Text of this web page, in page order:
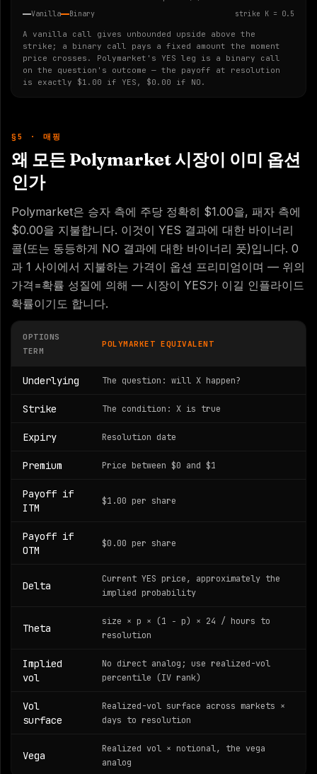
Vanilla Binary strike K = 0.5
A vanilla call gives unbounded upside above the
strike; a binary call pays a fixed amount the moment
price crosses. Polymarket's YES leg is a binary call
on the question's outcome — the payoff at resolution
is exactly $1.00 if YES, $0.00 if NO.
§5 · 매핑
왜 모든 Polymarket 시장이 이미 옵션
인가
Polymarket은 승자 측에 주당 정확히 $1.00을, 패자 측에
$0.00을 지불합니다. 이것이 YES 결과에 대한 바이너리
콜(또는 동등하게 NO 결과에 대한 바이너리 풋)입니다. 0
과 1 사이에서 지불하는 가격이 옵션 프리미엄이며 — 위의
가격=확률 성질에 의해 — 시장이 YES가 이길 인플라이드
확률이기도 합니다.
OPTIONS
TERM
POLYMARKET EQUIVALENT
Underlying The question: will X happen?
Strike The condition: X is true
Expiry Resolution date
Premium Price between $0 and $1
Payoff if
ITM
$1.00 per share
Payoff if
OTM
$0.00 per share
Delta
Current YES price, approximately the
implied probability
Theta
size × p × (1 − p) × 24 / hours to
resolution
Implied
vol
No direct analog; use realized-vol
percentile (IV rank)
Vol
surface
Realized-vol surface across markets ×
days to resolution
Vega
Realized vol × notional, the vega
analog